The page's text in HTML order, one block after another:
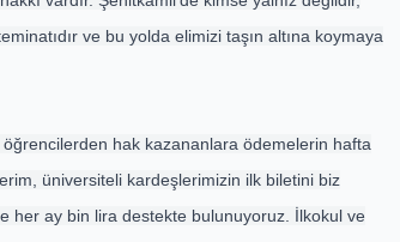
ve bu yolda elimizi taşın altına koymaya
hak kazananlara ödemelerin hafta
üniversiteli kardeşlerimizin ilk biletini biz
her ay bin lira destekte bulunuyoruz. İlkokul ve